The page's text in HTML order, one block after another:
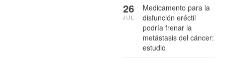
Medicamento para la
disfunción eréctil
podría frenar la
metástasis del cáncer:
estudio
26
JUL